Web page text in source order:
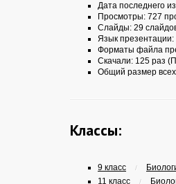
Дата последнего
Просмотры: 727
Слайды: 29
Язык презентации:
Форматы файла
Скачали: 125 раз
Общий размер
Классы:
9 класс /
11 класс
/